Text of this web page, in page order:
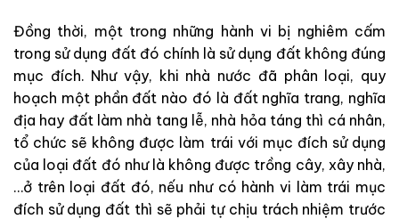
Đồng thời, một trong những hành vi bị nghiêm cấm
trong sử dụng đất đó chính là sử dụng đất không đúng
mục đích. Như vậy, khi nhà nước đã phân loại, quy
hoạch một phần đất nào đó là đất nghĩa trang, nghĩa
địa hay đất làm nhà tang lễ, nhà hỏa táng thì cá nhân,
tổ chức sẽ không được làm trái với mục đích sử dụng
của loại đất đó như là không được trồng cây, xây nhà,
…ở trên loại đất đó, nếu như có hành vi làm trái mục
đích sử dụng đất thì sẽ phải tự chịu trách nhiệm trước